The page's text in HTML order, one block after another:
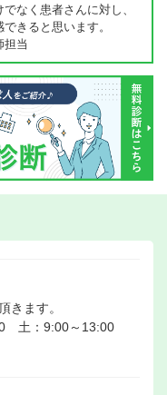
なく患者さんに対し、
きると思います。
当
きます。
土：9:00～13:00